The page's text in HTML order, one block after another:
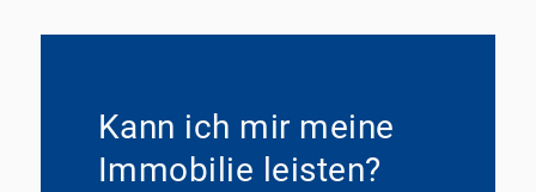
Kann ich mir meine
Immobilie leisten?